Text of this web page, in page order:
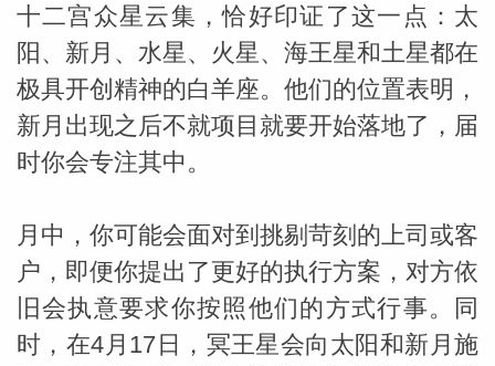
miller
勒
十二宫众星云集，恰好印证了这一点：太
阳、新月、水星、火星、海王星和土星都在
极具开创精神的白羊座。他们的位置表明，
新月出现之后不就项目就要开始落地了，届
时你会专注其中。
月中，你可能会面对到挑剔苛刻的上司或客
户，即便你提出了更好的执行方案，对方依
旧会执意要求你按照他们的方式行事。同
时，在4月17日，冥王星会向太阳和新月施